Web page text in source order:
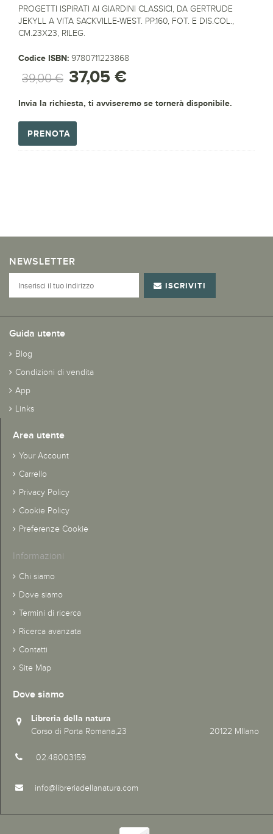
PROGETTI ISPIRATI AI GIARDINI CLASSICI, DA GERTRUDE
JEKYLL A VITA SACKVILLE-WEST. PP.160, FOT. E DIS.COL.,
CM.23X23, RILEG.
Codice ISBN: 9780711223868
39,00 € 37,05 €
Invia la richiesta, ti avviseremo se tornerà disponibile.
PRENOTA
NEWSLETTER
ISCRIVITI
Guida utente
Blog
Condizioni di vendita
App
Links
Area utente
Your Account
Carrello
Privacy Policy
Cookie Policy
Preferenze Cookie
Informazioni
Chi siamo
Dove siamo
Termini di ricerca
Ricerca avanzata
Contatti
Site Map
Dove siamo
Libreria della natura
Corso di Porta Romana,23 20122 MIlano
02.48003159
info@libreriadellanatura.com